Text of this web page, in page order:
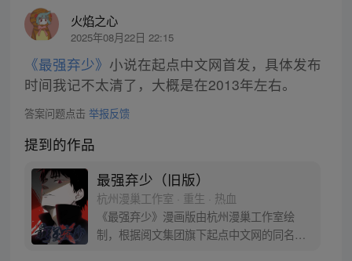
火焰之心
2025年08月22日 22:15
《最强弃少》 小说在起点中文网首发，具体发布
时间我记不太清了，大概是在2013年左右。
答案问题点击 举报反馈
提到的作品
最强弃少（旧版）
杭州漫巢工作室 · 重生 · 热血
《最强弃少》漫画版由杭州漫巢工作室绘
制，根据阅文集团旗下起点中文网的同名小